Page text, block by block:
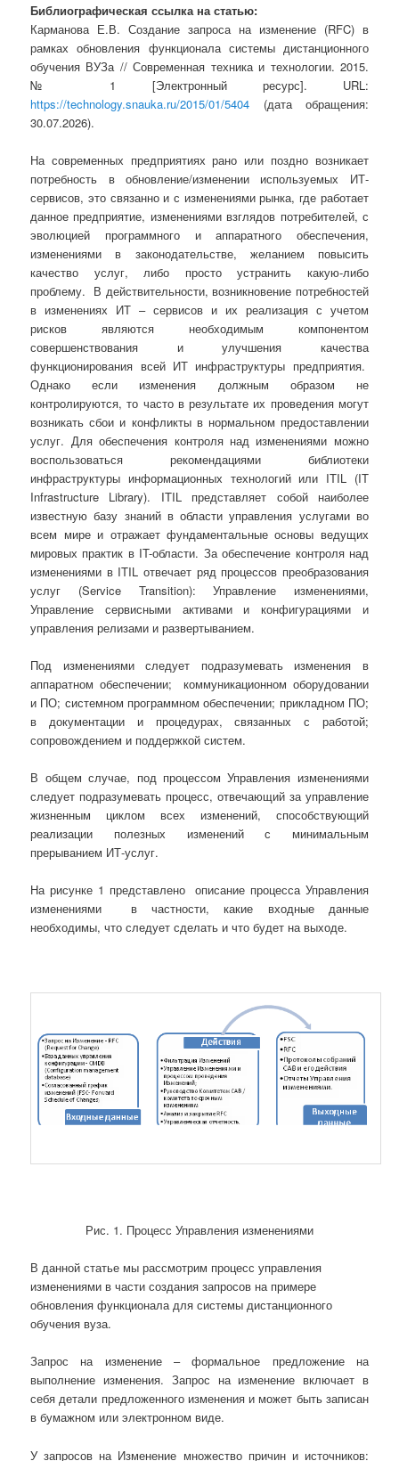
Библиографическая ссылка на статью:
Карманова Е.В. Создание запроса на изменение (RFC) в
рамках обновления функционала системы дистанционного
обучения ВУЗа // Современная техника и технологии. 2015.
№ 1 [Электронный ресурс]. URL:
https://technology.snauka.ru/2015/01/5404 (дата обращения:
30.07.2026).
На современных предприятиях рано или поздно возникает
потребность в обновление/изменении используемых ИТ-
сервисов, это связанно и с изменениями рынка, где работает
данное предприятие, изменениями взглядов потребителей, с
эволюцией программного и аппаратного обеспечения,
изменениями в законодательстве, желанием повысить
качество услуг, либо просто устранить какую-либо
проблему. В действительности, возникновение потребностей
в изменениях ИТ – сервисов и их реализация с учетом
рисков являются необходимым компонентом
совершенствования и улучшения качества
функционирования всей ИТ инфраструктуры предприятия.
Однако если изменения
должным образом не
контролируются, то часто в результате их проведения могут
возникать сбои и конфликты в нормальном предоставлении
услуг. Для обеспечения контроля над изменениями можно
воспользоваться рекомендациями библиотеки
инфраструктуры информационных технологий или ITIL (IT
Infrastructure Library). ITIL представляет собой наиболее
известную базу знаний в области управления услугами во
всем мире и отражает фундаментальные основы ведущих
мировых практик в IT-области. За обеспечение контроля над
изменениями в ITIL отвечает ряд процессов преобразования
услуг (Service Transition): Управление изменениями,
Управление сервисными активами и конфигурациями и
управления релизами и развертыванием.
Под изменениями следует подразумевать изменения в
аппаратном обеспечении; коммуникационном оборудовании
и ПО; системном программном обеспечении; прикладном ПО;
в документации и процедурах, связанных с работой;
сопровождением и поддержкой систем.
В общем случае, под процессом Управления изменениями
следует подразумевать процесс, отвечающий за управление
жизненным циклом всех изменений, способствующий
реализации полезных изменений с минимальным
прерыванием ИТ-услуг.
На рисунке 1 представлено описание процесса Управления
изменениями в частности, какие входные данные
необходимы, что следует сделать и что будет на выходе.
Рис. 1. Процесс Управления изменениями
В данной статье мы рассмотрим процесс управления
изменениями в части создания запросов на примере
обновления функционала для системы дистанционного
обучения вуза.
Запрос на изменение – формальное предложение на
выполнение изменения. Запрос на изменение включает в
себя детали предложенного изменения и может быть записан
в бумажном или электронном виде.
У запросов на Изменение множество причин и источников: